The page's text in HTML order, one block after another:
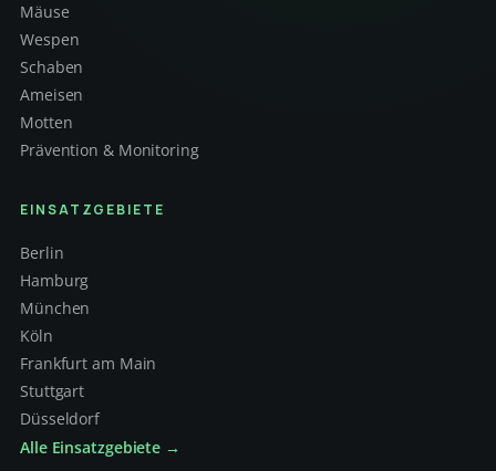
Mäuse
Wespen
Schaben
Ameisen
Motten
Prävention & Monitoring
EINSATZGEBIETE
Berlin
Hamburg
München
Köln
Frankfurt am Main
Stuttgart
Düsseldorf
Alle Einsatzgebiete →